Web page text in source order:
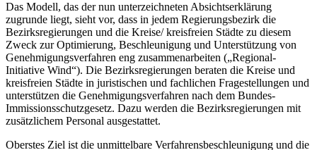
Das Modell, das der nun unterzeichneten Absichtserklärung
zugrunde liegt, sieht vor, dass in jedem Regierungsbezirk die
Bezirksregierungen und die Kreise/ kreisfreien Städte zu diesem
Zweck zur Optimierung, Beschleunigung und Unterstützung von
Genehmigungsverfahren eng zusammenarbeiten („Regional-
Initiative Wind“). Die Bezirksregierungen beraten die Kreise und
kreisfreien Städte in juristischen und fachlichen Fragestellungen und
unterstützen die Genehmigungsverfahren nach dem Bundes-
Immissionsschutzgesetz. Dazu werden die Bezirksregierungen mit
zusätzlichem Personal ausgestattet.
Oberstes Ziel ist die unmittelbare Verfahrensbeschleunigung und die